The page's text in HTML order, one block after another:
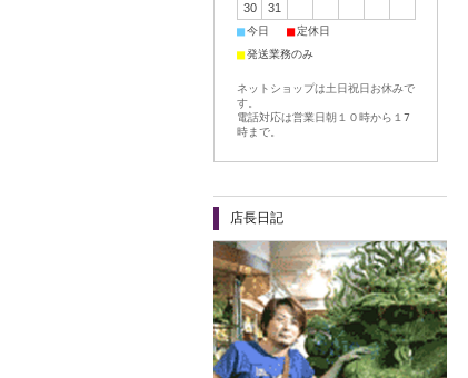
30
31
■今日 ■定休日
■発送業務のみ
ネットショップは土日祝日お休みで
す。
電話対応は営業日朝１０時から１7
時まで。
店長日記